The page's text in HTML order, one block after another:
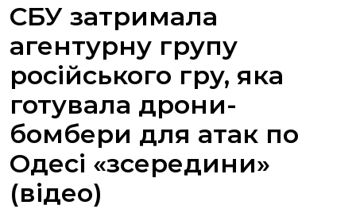
ВІДЕОГАЛЕРЕЯ
КОНТАКТИ ПРЕСЦЕНТРУ
СБУ затримала
агентурну групу
російського гру, яка
готувала дрони-
бомбери для атак по
Одесі «зсередини»
(відео)